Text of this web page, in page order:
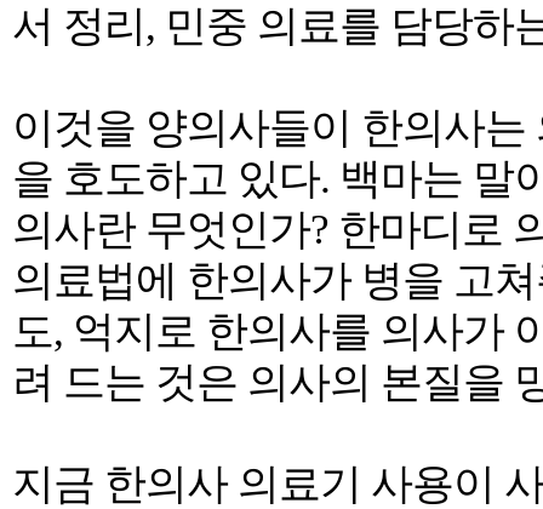
서 정리, 민중 의료를 담당하
이것을 양의사들이 한의사
을 호도하고 있다. 백마는 말
의사란 무엇인가? 한마디로
의료법에 한의사가 병을 고
도, 억지로 한의사를 의사가
려 드는 것은 의사의 본질을
지금 한의사 의료기 사용이